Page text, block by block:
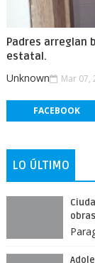
Padres arreglan
estatal.
Unknown Mar 07,
FACEBOOK
LO ÚLTIMO